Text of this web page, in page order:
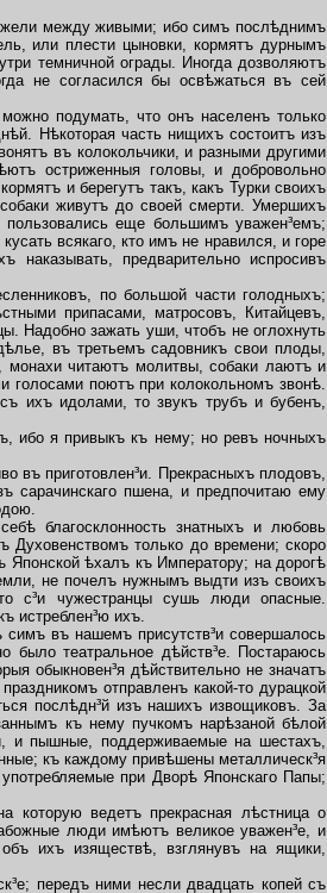
между живыми; ибо симъ послѣднимъ
или плести цыновки, кормятъ дурнымъ
темничной ограды. Иногда дозволяютъ
не согласился бы освѣжаться въ сей
подумать,
что онъ населенъ только
Нѣкоторая часть нищихъ состоитъ изъ
въ колокольчики, и разными другими
остриженныя головы, и добровольно
и берегутъ такъ, какъ Турки своихъ
живутъ до своей смерти. Умершихъ
еще большимъ уважен³емъ;
всякаго, кто имъ не нравился, и горе
предварительно испросивъ
по большой части голодныхъ;
припасами, матросовъ, Китайцевъ,
Надобно зажать уши, чтобъ не оглохнуть
въ третьемъ садовникъ свои плоды,
монахи читаютъ молитвы, собаки лаютъ и
поютъ при колокольномъ звонѣ.
ихъ идолами, то звукъ трубъ и бубенъ,
ибо я привыкъ къ нему; но ревъ ночныхъ
въ приготовлен³и. Прекрасныхъ плодовъ,
сарачинскаго пшена, и предпочитаю ему
благосклонность знатныхъ и любовь
Духовенствомъ только до времени; скоро
Японской ѣхалъ къ Императору; на дорогѣ
не почелъ нужнымъ выдти изъ своихъ
с³и чужестранцы сушь люди опасные.
истреблен³ю ихъ.
въ нашемъ присутств³и совершалось
было театральное дѣйств³е. Постараюсь
обыкновен³я дѣйствительно не значатъ
отправленъ какой-то дурацкой
послѣдн³й изъ нашихъ извощиковъ. За
къ нему пучкомъ нарѣзаной бѣлой
и пышные, поддерживаемые на шестахъ,
къ каждому привѣшены металлическ³я
при Дворѣ Японскаго Папы;
которую ведетъ прекрасная лѣстница о
люди имѣютъ великое уважен³е, и
ихъ изяществѣ, взглянувъ на ящики,
передъ ними несли двадцать копей съ